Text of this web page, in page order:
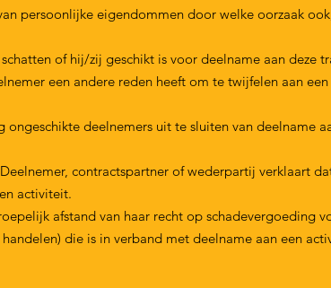
persoonlijke eigendommen door welke oorzaak
of hij/zij geschikt is voor deelname aan deze
een andere reden heeft om te twijfelen aan
deelnemers uit te sluiten van deelname
contractspartner of wederpartij verklaart
activiteit.
afstand van haar recht op schadevergoeding
die is in verband met deelname aan een